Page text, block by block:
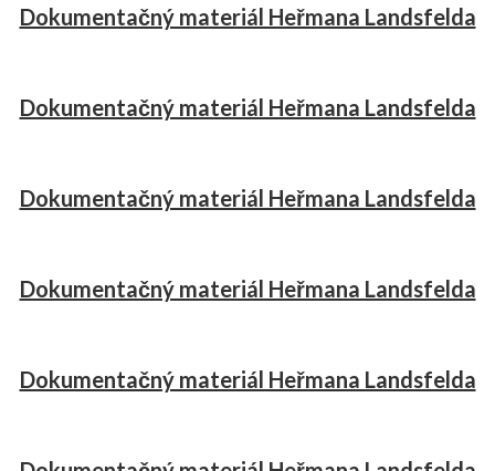
Dokumentačný materiál Heřmana Landsfelda
Dokumentačný materiál Heřmana Landsfelda
Dokumentačný materiál Heřmana Landsfelda
Dokumentačný materiál Heřmana Landsfelda
Dokumentačný materiál Heřmana Landsfelda